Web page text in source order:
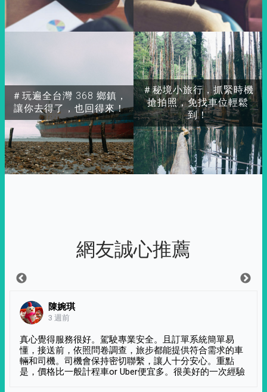
＃玩遍全台灣 368 鄉鎮，
讓你去得了，也回得來！
＃秘境小旅行，抓緊時機
搶拍照，免找車位輕鬆
到！
網友誠心推薦
陳婉琪
3 週前
真心覺得服務很好。駕駛專業安全。且訂單系統簡單易
懂，接送前，依照問卷調查，旅步都能提供符合需求的車
輛和司機。司機會保持密切聯繫，讓人十分安心。重點
是，價格比一般計程車or Uber便宜多。很美好的一次經驗